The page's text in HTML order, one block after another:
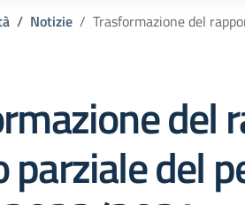
Notizie Trasformazione del
del
del